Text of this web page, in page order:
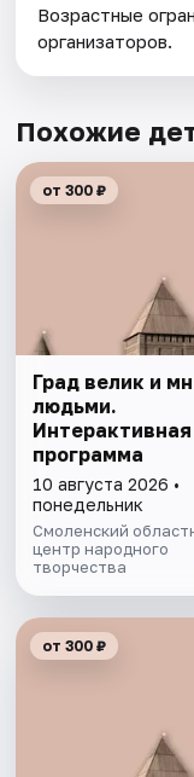
Возрастные
организаторов.
Похожие
от 300 ₽
Град велик и
людьми.
Интерактивная
программа
10 августа 2026 •
понедельник
Смоленский
центр народного
творчества
от 300 ₽